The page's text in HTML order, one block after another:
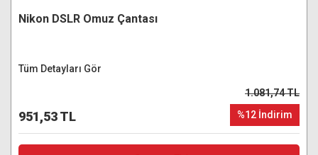
Nikon DSLR Omuz Çantası
Tüm Detayları Gör
951,53 TL
1.081,74 TL
%12 İndirim